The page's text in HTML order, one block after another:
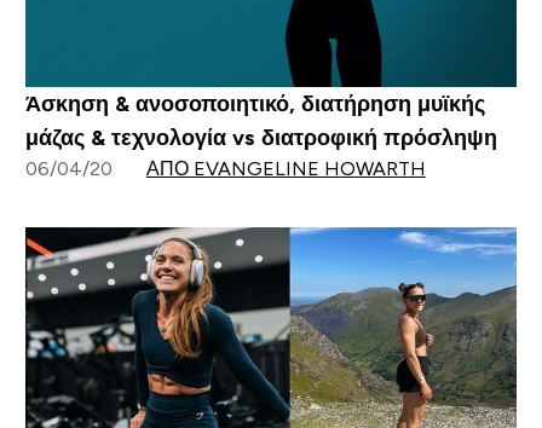
Άσκηση & ανοσοποιητικό, διατήρηση μυϊκής
μάζας & τεχνολογία vs διατροφική πρόσληψη
06/04/20 ΑΠΌ EVANGELINE HOWARTH